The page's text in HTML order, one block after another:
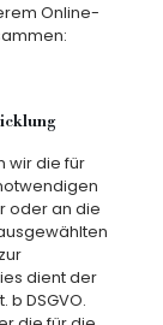
Online-
wir die für
oder an die
dient der
b DSGVO.